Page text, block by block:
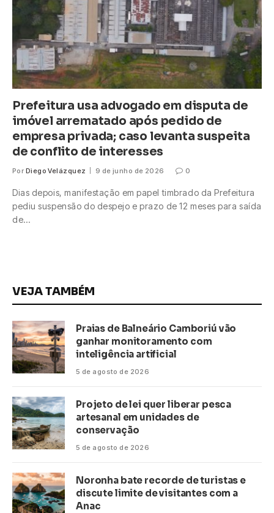
Prefeitura usa advogado em disputa de
imóvel arrematado após pedido de
empresa privada; caso levanta suspeita
de conflito de interesses
Por Diego Velázquez 9 de junho de 2026 0
Dias depois, manifestação em papel timbrado da Prefeitura
pediu suspensão do despejo e prazo de 12 meses para saída
de…
VEJA TAMBÉM
Praias de Balneário Camboriú vão
ganhar monitoramento com
inteligência artificial
5 de agosto de 2026
Projeto de lei quer liberar pesca
artesanal em unidades de
conservação
5 de agosto de 2026
Noronha bate recorde de turistas e
discute limite de visitantes com a
Anac